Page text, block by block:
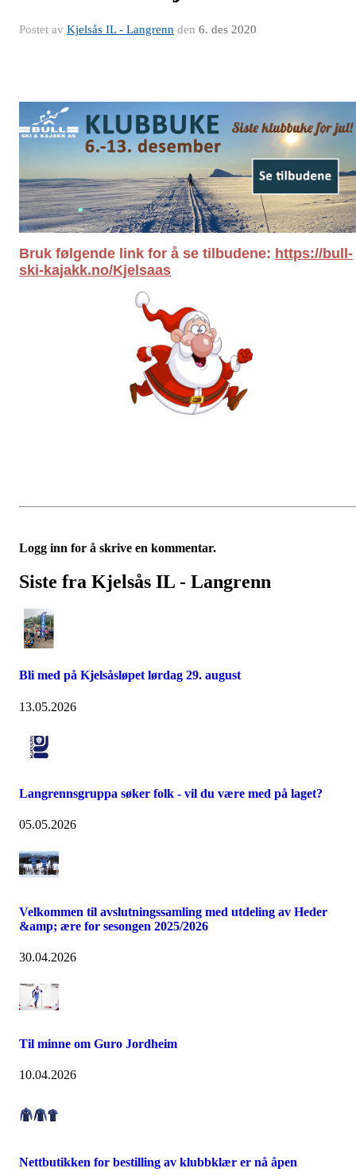
Postet av Kjelsås IL - Langrenn den 6. des 2020
Bruk følgende link for å se tilbudene: https://bull-
ski-kajakk.no/Kjelsaas
Logg inn for å skrive en kommentar.
Siste fra Kjelsås IL - Langrenn
Bli med på Kjelsåsløpet lørdag 29. august
13.05.2026
Langrennsgruppa søker folk - vil du være med på laget?
05.05.2026
Velkommen til avslutningssamling med utdeling av Heder
&amp; ære for sesongen 2025/2026
30.04.2026
Til minne om Guro Jordheim
10.04.2026
Nettbutikken for bestilling av klubbklær er nå åpen